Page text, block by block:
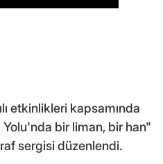
etkinlikleri kapsamında
bir liman, bir han"
sergisi düzenlendi.